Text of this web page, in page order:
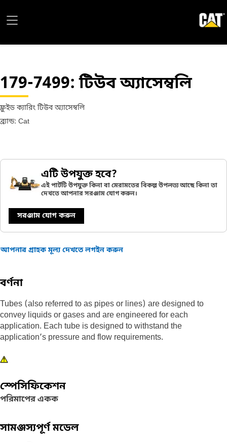
179-7499: টিউব অ্যাসেম্বলি
ফ্লুইড ক্যারিং টিউব অ্যাসেম্বলি
ব্র্যান্ড: Cat
এটি উপযুক্ত হবে?
এই পার্টটি উপযুক্ত কিনা বা মেরামতের বিকল্প উপলভ্য আছে কিনা তা
দেখতে আপনার সরঞ্জাম যোগ করুন।
সরঞ্জাম যোগ করুন
আপনার গ্রাহক মূল্য দেখতে লগইন করুন
বর্ণনা
Tubes (also referred to as pipes or lines) are designed to
convey liquids or gases and are engineered for each
application. Each tube is designed to withstand the
application’s pressure and flow requirements.
স্পেসিফিকেশন
পরিমাপের একক
সামঞ্জস্যপূর্ণ মডেল